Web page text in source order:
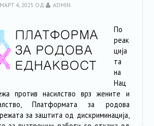
МАРТ 4, 2025 ОД ADMIN
По
реак
ција
та
на
Нац
против насилство врз жените и
Платформата за родова
за заштита од дискриминација,